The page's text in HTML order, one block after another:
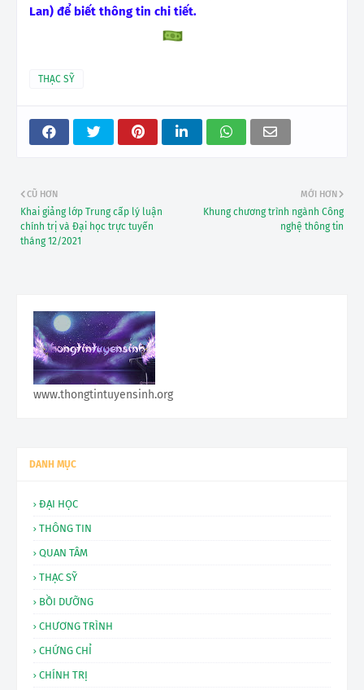
Lan) để biết thông tin chi tiết.
THẠC SỸ
MỚI HƠN
Khung chương trình ngành Công
nghệ thông tin
CŨ HƠN
Khai giảng lớp Trung cấp lý luận
chính trị và Đại học trực tuyến
tháng 12/2021
www.thongtintuyensinh.org
DANH MỤC
ĐẠI HỌC
THÔNG TIN
QUAN TÂM
THẠC SỸ
BỒI DƯỠNG
CHƯƠNG TRÌNH
CHỨNG CHỈ
CHÍNH TRỊ